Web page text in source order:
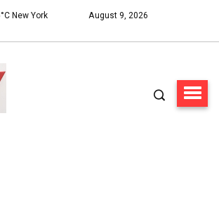
New York August 9, 2026